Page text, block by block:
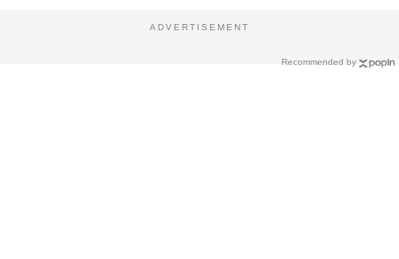
Recommended by
ADVERTISEMENT